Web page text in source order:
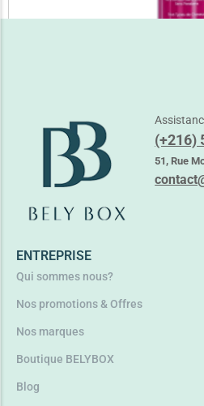
APOTHICA KERA-LISS SHAMPOING
28,100 TND
Ajouter au panier
(+216)
51, Rue
ENTREPRISE
Qui sommes nous?
Nos promotions & Offres
Nos marques
Boutique BELYBOX
Blog